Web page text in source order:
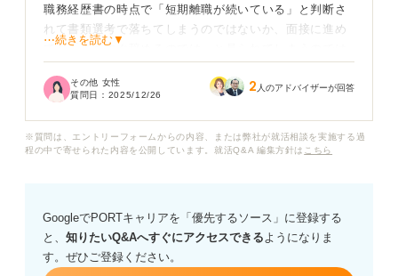
職務経歴書の時点で「短期離職が続いている」と判断さ
れて書類選考で落ちてしまうのではないか、面接に進め
ても「またすぐ辞めるのでは」と見られてしまうのでは
またこのネガティブな経歴を採用担当者に納得してもら
い、長期で働く意欲を伝えるための面接での工夫や伝え
⋯続きを読む▼
その他 女性
質問日： 2025/12/26 2 人のアドバイザーが回答
※質問は、エントリーフォームからの内容、または弊社が就活相談を実施する過
程の中で寄せられた内容を公開しています。就活Q&A 編集方針は こちら
GoogleでPORTキャリアを「優先するソース」に登録する
と、 知りたいQ&Aへすぐにアクセスできるようになりま
す。ぜひご登録ください。